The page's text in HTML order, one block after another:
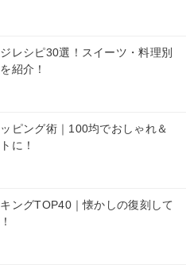
レシピ30選！スイーツ・料理別
紹介！
ピング術｜100均でおしゃれ＆
に！
ングTOP40｜懐かしの復刻して